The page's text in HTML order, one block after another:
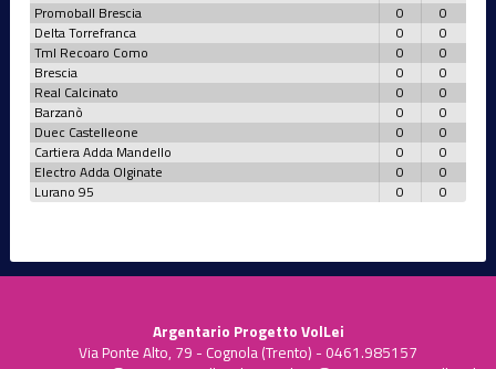
Promoball Brescia
0
0
Delta Torrefranca
0
0
Tml Recoaro Como
0
0
Brescia
0
0
Real Calcinato
0
0
Barzanò
0
0
Duec Castelleone
0
0
Cartiera Adda Mandello
0
0
Electro Adda Olginate
0
0
Lurano 95
0 0
Argentario Progetto VolLei
Via Ponte Alto, 79 - Cognola (Trento) - 0461.985157